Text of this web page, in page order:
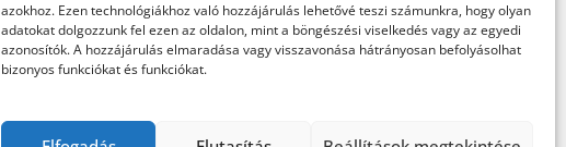
azokhoz. Ezen technológiákhoz való hozzájárulás lehetővé teszi számunkra, hogy olyan
adatokat dolgozzunk fel ezen az oldalon, mint a böngészési viselkedés vagy az egyedi
azonosítók. A hozzájárulás elmaradása vagy visszavonása hátrányosan befolyásolhat
bizonyos funkciókat és funkciókat.
Vásárlás